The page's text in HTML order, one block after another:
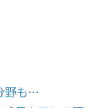
野も…